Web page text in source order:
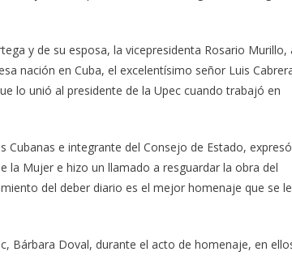
y de su esposa, la vicepresidenta Rosario Murillo,
nación en Cuba, el excelentísimo señor Luis
lo unió al presidente de la Upec cuando trabajó en
e integrante del Consejo de Estado, expresó
la Mujer e hizo un llamado a resguardar la obra del
del deber diario es el mejor homenaje que se le
Bárbara Doval, durante el acto de homenaje, en